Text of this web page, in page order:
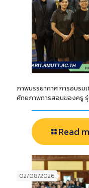
ภาพบรรยากาศ การอบร
ศักยภาพการสอนของครู
Read
02/08/2026